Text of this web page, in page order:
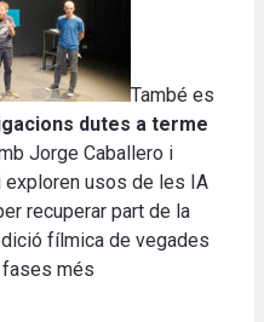
També es
dutes a terme
Jorge Caballero i
exploren usos de les IA
recuperar part de la
fílmica de vegades
més